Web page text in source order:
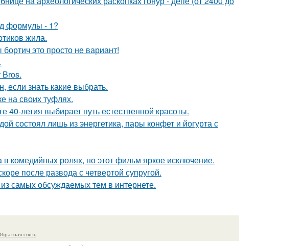
формулы - 1?
жила.
это просто не вариант!
если знать какие выбрать.
на своих туфлях.
летия выбирает путь естественной красоты.
состоял лишь из энергетика, пары конфет и йогурта с
комедийных ролях, но этот фильм яркое исключение.
после развода с четвертой супругой.
самых обсуждаемых тем в интернете.
связь